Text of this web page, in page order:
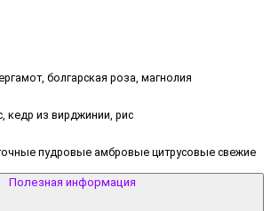
болгарская роза, магнолия
кедр из вирджинии, рис
пудровые амбровые цитрусовые свежие
Полезная информация